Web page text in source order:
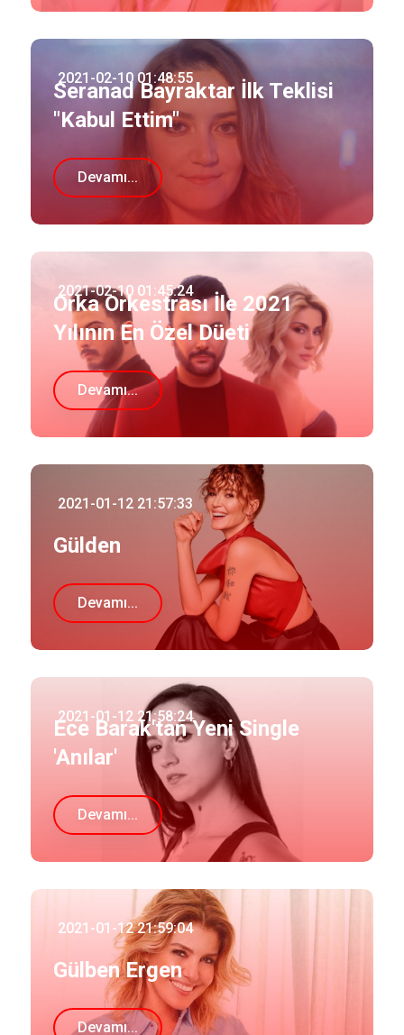
2021-02-10 01:48:55
Seranad Bayraktar İlk Teklisi
"Kabul Ettim"
Devamı...
2021-02-10 01:45:24
Orka Orkestrası İle 2021
Yılının En Özel Düeti
Devamı...
2021-01-12 21:57:33
Gülden
Devamı...
2021-01-12 21:58:24
Ece Barak'tan Yeni Single
'Anılar'
Devamı...
2021-01-12 21:59:04
Gülben Ergen
Devamı...